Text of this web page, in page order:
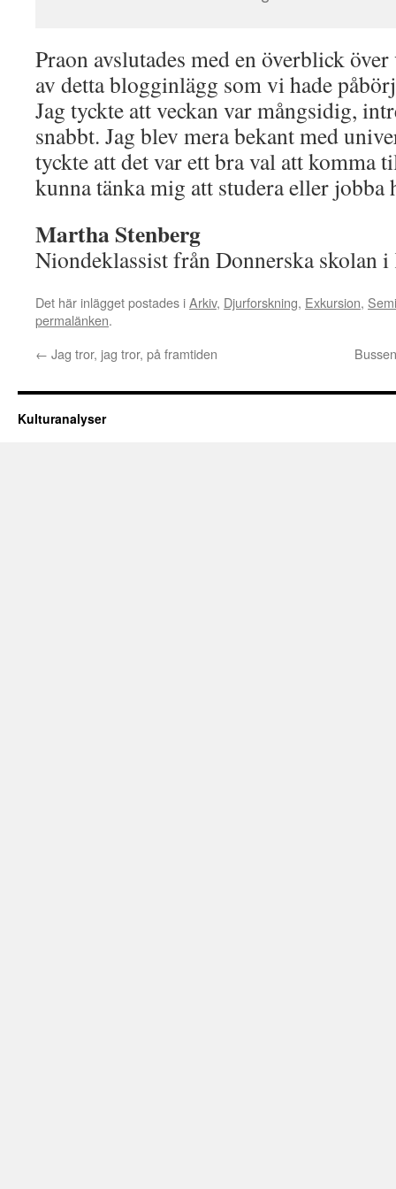
Praon avslutades med en överblick
av detta blogginlägg som vi hade
Jag tyckte att veckan var mångsidig,
snabbt. Jag blev mera bekant med
tyckte att det var ett bra val att komma
kunna tänka mig att studera eller jobba
Martha Stenberg
Niondeklassist från Donnerska skolan i
Det här inlägget postades iArkiv, Djurforskning, Exkursion,
permalänken.
← Jag tror, jag tror, på framtiden
Kulturanalyser